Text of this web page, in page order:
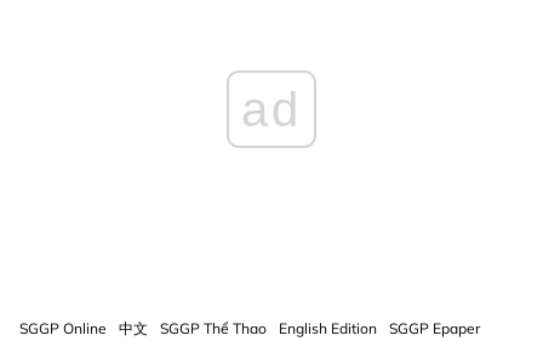
ad
SGGP Online 中文 SGGP Thể Thao English Edition SGGP Epaper